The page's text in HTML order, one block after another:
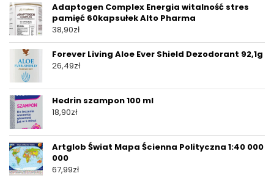
Adaptogen Complex Energia witalność stres
pamięć 60kapsułek Alto Pharma
38,90zł
Forever Living Aloe Ever Shield Dezodorant 92,1g
26,49zł
Hedrin szampon 100 ml
18,90zł
Artglob Świat Mapa Ścienna Polityczna 1:40 000
000
67,99zł